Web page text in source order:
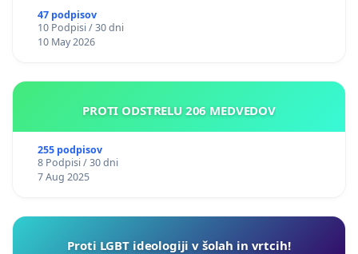
47 podpisov
10 Podpisi / 30 dni
10 May 2026
PROTI ODSTRELU 206 MEDVEDOV
255 podpisov
8 Podpisi / 30 dni
7 Aug 2025
Proti LGBT ideologiji v šolah in vrtcih!